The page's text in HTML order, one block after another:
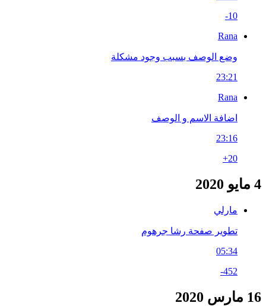
-10
Rana
وضع الوصف بسبب وجود مشكلة
23:21
Rana
اضافة الاسم و الوصف
23:16
+20
4 مايو 2020
مارلي
تطوير صفحة رشا جرهوم
05:34
-452
16 مارس 2020